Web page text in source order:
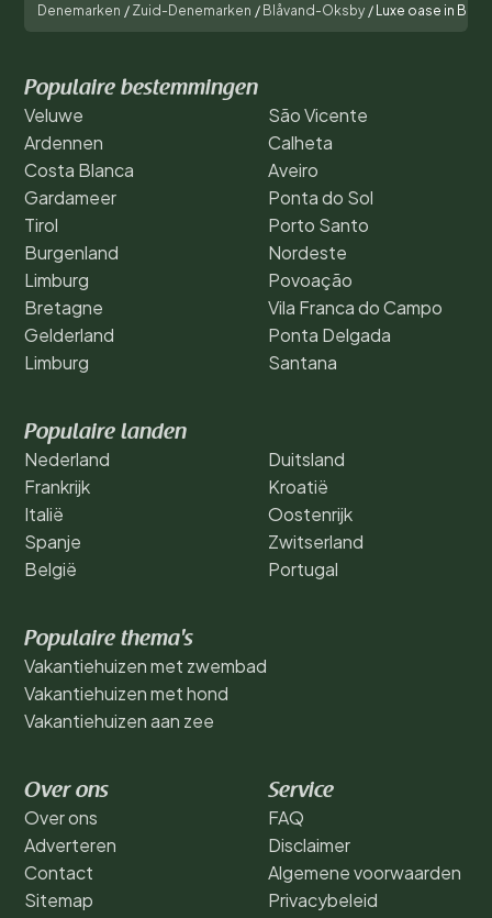
Denemarken / Zuid-Denemarken / Blåvand-Oksby / Luxe oase in
Populaire bestemmingen
Veluwe
Ardennen
Costa Blanca
Gardameer
Tirol
Burgenland
Limburg
Bretagne
Gelderland
Limburg
São Vicente
Calheta
Aveiro
Ponta do Sol
Porto Santo
Nordeste
Povoação
Vila Franca do Campo
Ponta Delgada
Santana
Populaire landen
Nederland
Frankrijk
Italië
Spanje
België
Duitsland
Kroatië
Oostenrijk
Zwitserland
Portugal
Populaire thema's
Vakantiehuizen met zwembad
Vakantiehuizen met hond
Vakantiehuizen aan zee
Over ons
Over ons
Adverteren
Contact
Sitemap
Service
FAQ
Disclaimer
Algemene voorwaarden
Privacybeleid